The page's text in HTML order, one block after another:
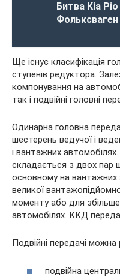
Битва Кіа Ріо
Ще існує класифікація
ступенів редуктора.
компонування на
так і подвійні головні
Одинарна головна
шестерень ведучої і
і вантажних
складається з двох пар
основному на вантажних
великої
моменту або для
автомобілях. ККД
Подвійні передачі
подвійна